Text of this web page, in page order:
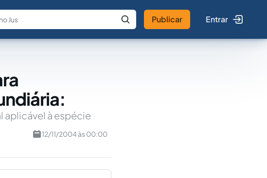
Fale com a IA Buscar no Jus
Publicar Entrar
aplicável à espécie
12/11/2004 às 00:00